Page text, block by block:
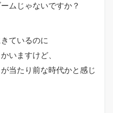
ムじゃないですか？
ているのに
いますけど、
が当たり前な時代かと感じ